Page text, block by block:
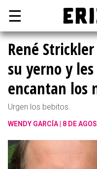
☰
René
su yerno y
encantan los
Urgen los bebitos.
WENDY GARCÍA 8 DE